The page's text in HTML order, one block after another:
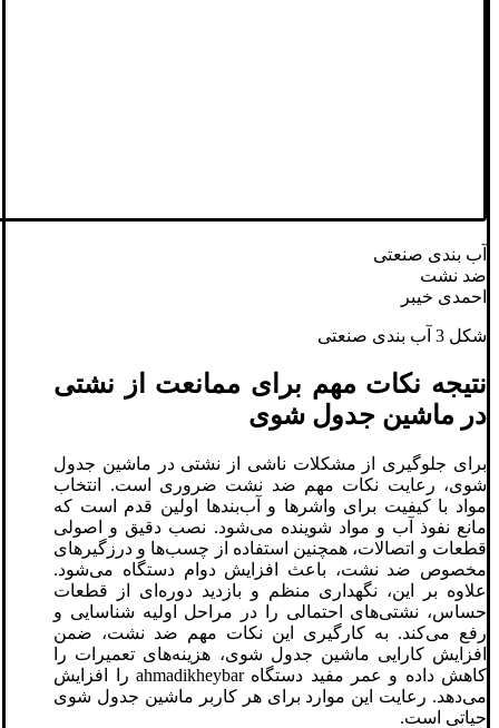
آب‌ بندی صنعتی
ضد نشت
احمدی خیبر
شکل 3 آب‌ بندی صنعتی
نتیجه نکات مهم برای ممانعت از نشتی
در ماشین جدول شوی
برای جلوگیری از مشکلات ناشی از نشتی در ماشین جدول
شوی، رعایت نکات مهم ضد نشت ضروری است. انتخاب
مواد با کیفیت برای واشرها و آب‌بندها اولین قدم است که
مانع نفوذ آب و مواد شوینده می‌شود. نصب دقیق و اصولی
قطعات و اتصالات، همچنین استفاده از چسب‌ها و درزگیرهای
مخصوص ضد نشت، باعث افزایش دوام دستگاه می‌شود.
علاوه بر این، نگهداری منظم و بازدید دوره‌ای از قطعات
حساس، نشتی‌های احتمالی را در مراحل اولیه شناسایی و
رفع می‌کند. به کارگیری این نکات مهم ضد نشت، ضمن
افزایش کارایی ماشین جدول شوی، هزینه‌های تعمیرات را
کاهش داده و عمر مفید دستگاه ahmadikheybar را افزایش
می‌دهد. رعایت این موارد برای هر کاربر ماشین جدول شوی
حیاتی است.